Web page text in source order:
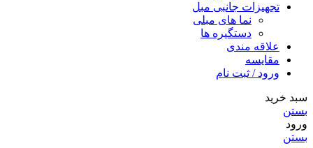
تجهیزات جانبی مبل
نما های مبلی
دستگیره ها
علاقه مندی
مقایسه
ورود / ثبت نام
سبد خرید
بستن
ورود
بستن